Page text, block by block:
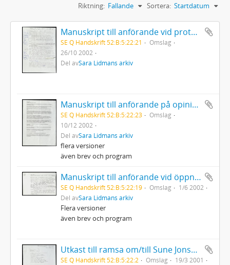
Sortera: Startdatum
Riktning: Fallande
Manuskript till anförande vid protestmöte mot USA:s krig i Irak Luleå stadshus
SE Q Handskrift 52:B:5:22:21
Omslag
26/10 2002
Del avSara Lidmans arkiv
Manuskript till anförande på opinionsmöte på de mänskliga rättigheternas dag mot USA:s krigshot mot Irak i ABF-huset Stockholm
SE Q Handskrift 52:B:5:22:23
Omslag
10/12 2002
Del avSara Lidmans arkiv
flera versioner
även brev och program
Manuskript till anförande vid öppnandet av den nordiska kongressen inom obstetrik och gynekologi i Umeå
SE Q Handskrift 52:B:5:22:19 Omslag
1/6 2002
Del avSara Lidmans arkiv
Flera versioner
även brev och program
Utkast till ramsa om/till Sune Jonsson Länsmuseet i Umeå
SE Q Handskrift 52:B:5:22:2 Omslag
19/3 2001